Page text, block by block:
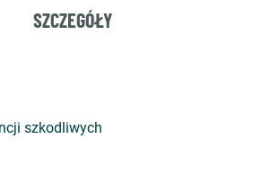
SZCZEGÓŁY
szkodliwych